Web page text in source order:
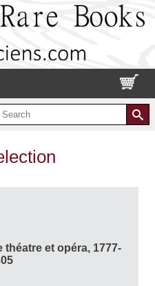
théatre et opéra, 1777-